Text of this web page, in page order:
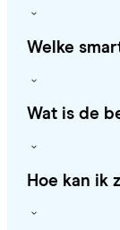
Welke
Wat is de
Hoe kan ik